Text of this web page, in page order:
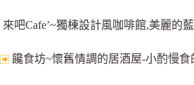
來吧Cafe’~獨棟設計風咖啡館,美麗的
饞食坊~懷舊情調的居酒屋-小酌慢食